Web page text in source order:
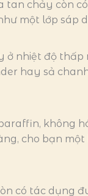
tan chảy còn
một lớp sáp
ở nhiệt độ thấp
hay sả
không
cho bạn một
có tác dụng